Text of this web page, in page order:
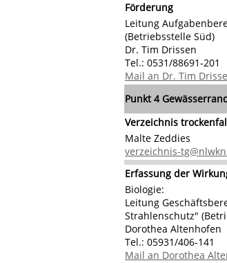
Förderung
Leitung
(Betriebsstelle Süd)
Dr. Tim Drissen
Tel.: 0531/88691-201
Mail an Dr. Tim
Punkt 4
Verzeichnis
Malte Zeddies
verzeichnis-
Erfassung der
Biologie:
Leitung
Strahlenschutz"
Dorothea Altenhofen
Tel.: 05931/406-141
Mail an Dorothea